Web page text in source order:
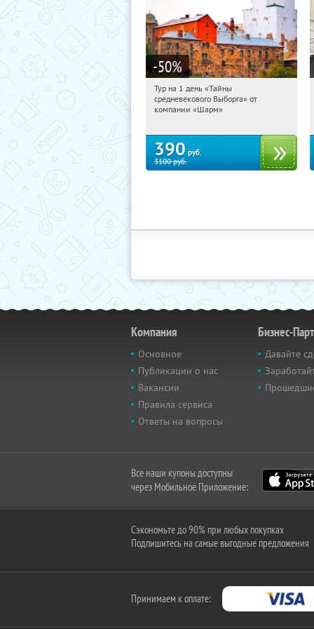
-50%
11:39:29
Достоевская
Тур на 1 день «Тайны
средневекового Выборга» от
компании «Шарм»
390 руб.
3100руб.
Компания
Основное
Публикации о нас
Вакансии
Правила сервиса
Ответы на вопросы
Бизнес-
Давайте
Все наши купоны доступны
через Мобильное Приложение:
Сэкономьте до 90% при любых покупках
Подпишитесь на самые выгодные предложения
Принимаем к оплате: